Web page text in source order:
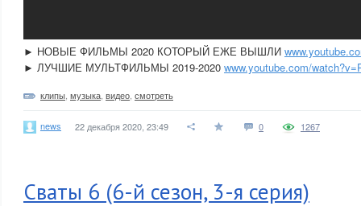
► НОВЫЕ ФИЛЬМЫ 2020 КОТОРЫЙ ЕЖЕ ВЫШЛИ
► ЛУЧШИЕ МУЛЬТФИЛЬМЫ 2019-2020 www.youtube.com/
клипы музыка видео смотреть
news 22 декабря 2020, 23:49 0 1267
Сваты 6 (6-й сезон, 3-я серия)